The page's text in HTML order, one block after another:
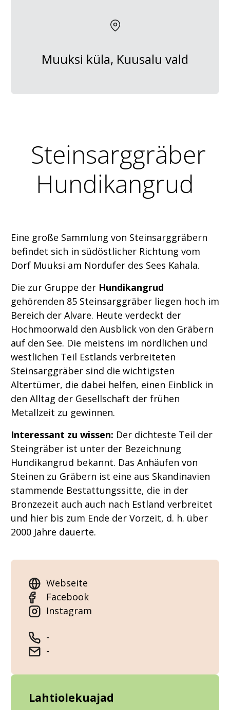
Muuksi küla, Kuusalu vald
Steinsarggräber
Hundikangrud
Eine große Sammlung von Steinsarggräbern
befindet sich in südöstlicher Richtung vom
Dorf Muuksi am Nordufer des Sees Kahala.
Die zur Gruppe der Hundikangrud
gehörenden 85 Steinsarggräber liegen hoch im
Bereich der Alvare. Heute verdeckt der
Hochmoorwald den Ausblick von den Gräbern
auf den See. Die meistens im nördlichen und
westlichen Teil Estlands verbreiteten
Steinsarggräber sind die wichtigsten
Altertümer, die dabei helfen, einen Einblick in
den Alltag der Gesellschaft der frühen
Metallzeit zu gewinnen.
Interessant zu wissen: Der dichteste Teil der
Steingräber ist unter der Bezeichnung
Hundikangrud bekannt. Das Anhäufen von
Steinen zu Gräbern ist eine aus Skandinavien
stammende Bestattungssitte, die in der
Bronzezeit auch auch nach Estland verbreitet
und hier bis zum Ende der Vorzeit, d. h. über
2000 Jahre dauerte.
Webseite
Facebook
Instagram
-
-
Lahtiolekuajad